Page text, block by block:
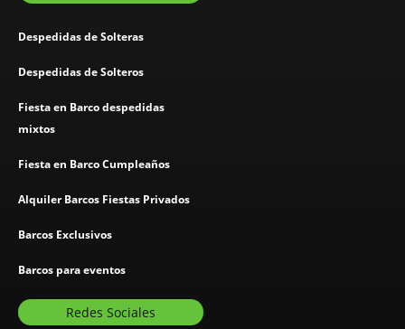
Despedidas de Solteras
Despedidas de Solteros
Fiesta en Barco despedidas
mixtos
Fiesta en Barco Cumpleaños
Alquiler Barcos Fiestas Privados
Barcos Exclusivos
Barcos para eventos
Redes Sociales